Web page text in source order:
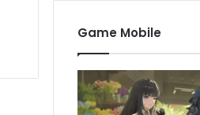
Game Mobile